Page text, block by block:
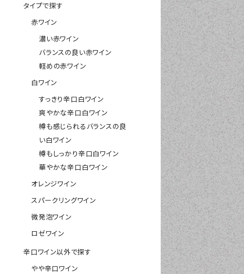
タイプで探す
赤ワイン
濃い赤ワイン
バランスの良い赤ワイン
軽めの赤ワイン
白ワイン
すっきり辛口白ワイン
爽やかな辛口白ワイン
樽も感じられるバランスの良
い白ワイン
樽もしっかり辛口白ワイン
華やかな辛口白ワイン
オレンジワイン
スパークリングワイン
微発泡ワイン
ロゼワイン
辛口ワイン以外で探す
やや辛口ワイン